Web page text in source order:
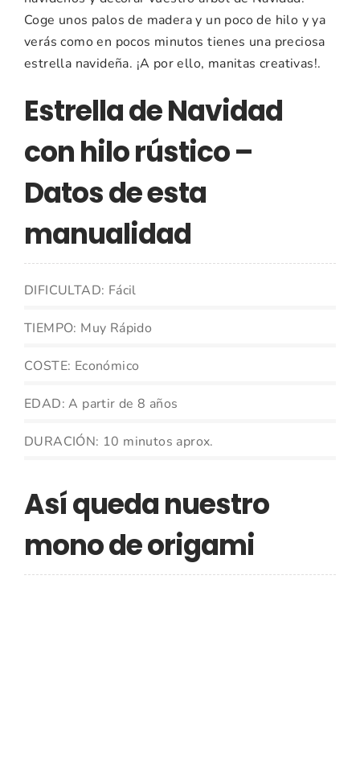
Coge unos palos de madera y un poco de hilo y ya
verás como en pocos minutos tienes una preciosa
estrella navideña. ¡A por ello, manitas creativas!.
Estrella de Navidad
con hilo rústico –
Datos de esta
manualidad
DIFICULTAD: Fácil
TIEMPO: Muy Rápido
COSTE: Económico
EDAD: A partir de 8 años
DURACIÓN: 10 minutos aprox.
Así queda nuestro
mono de origami